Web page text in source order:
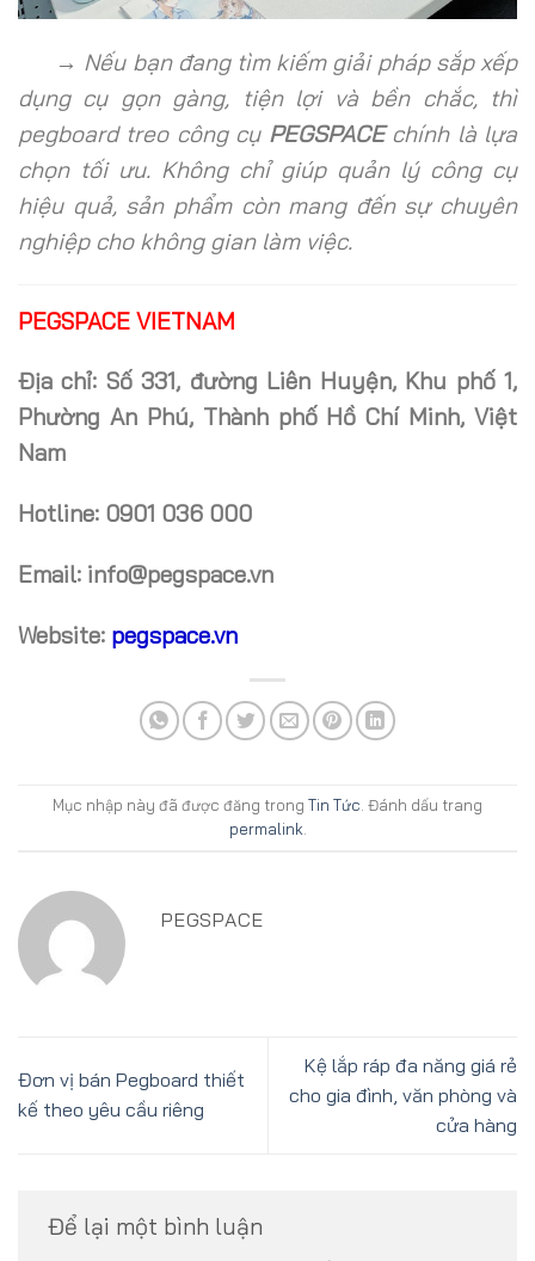
→ Nếu bạn đang tìm kiếm giải pháp sắp xếp
dụng cụ gọn gàng, tiện lợi và bền chắc, thì
pegboard treo công cụ PEGSPACEchính là lựa
chọn tối ưu. Không chỉ giúp quản lý công cụ
hiệu quả, sản phẩm còn mang đến sự chuyên
nghiệp cho không gian làm việc.
PEGSPACE VIETNAM
Địa chỉ: Số 331, đường Liên Huyện, Khu phố 1,
Phường An Phú, Thành phố Hồ Chí Minh, Việt
Nam
Hotline: 0901 036 000
Email: info@pegspace.vn
Website: pegspace.vn
Mục nhập này đã được đăng trong Tin Tức . Đánh dấu trang
permalink
PEGSPACE
Đơn vị bán Pegboard thiết
kế theo yêu cầu riêng
Kệ lắp ráp đa năng giá rẻ
cho gia đình, văn phòng và
cửa hàng
Để lại một bình luận